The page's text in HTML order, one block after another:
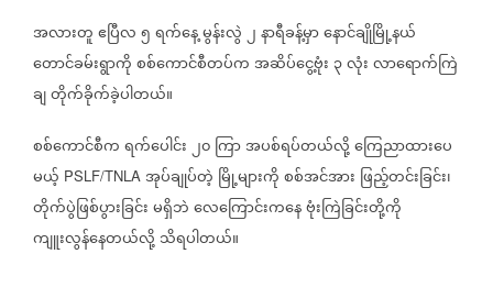
အလားတူဧပြီလ၅ရက်နေ့မွန်းလွဲ၂နာရီခန့်မှာနောင်ချိုမြို့နယ်
တောင်ခမ်းရွာကိုစစ်ကောင်စီတပ်ကအဆိပ်ငွေ့ဗုံး ၃လုံးလာရောက်ကြဲ
ချတိုက်ခိုက်ခဲ့ပါတယ်။
စစ်ကောင်စီကရက်ပေါင်း၂၀ကြာအပစ်ရပ်တယ်လို့ကြေညာထားပေ
မယ့် PSLF/TNLA အုပ်ချုပ်တဲ့ မြို့များကိုစစ်အင်အား ဖြည့်တင်းခြင်း၊
တိုက်ပွဲဖြစ်ပွားခြင်းမရှိဘဲလေကြောင်းကနေဗုံးကြဲခြင်းတို့ကို
ကျူးလွန်နေတယ်လို့သိရပါတယ်။